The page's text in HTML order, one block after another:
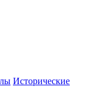
Исторические